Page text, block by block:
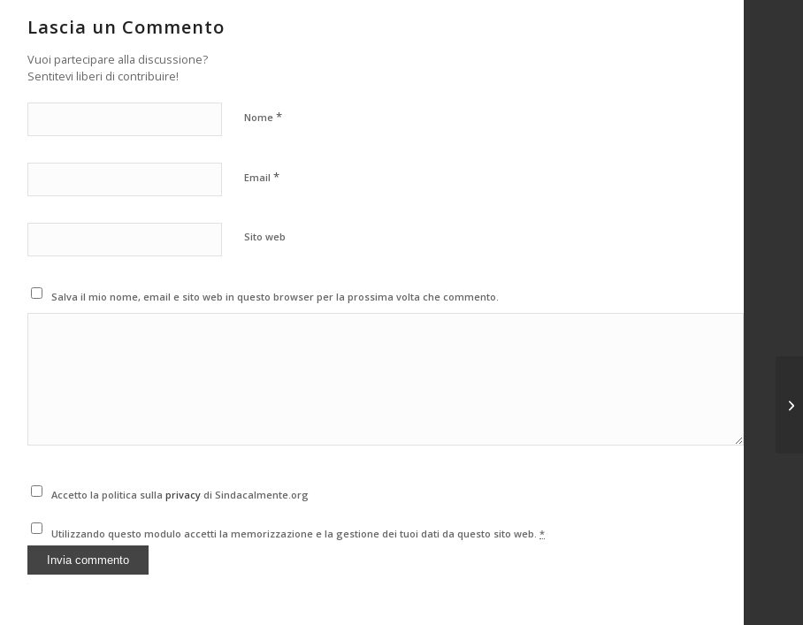
Lascia un Commento
Vuoi partecipare alla discussione?
Sentitevi liberi di contribuire!
Nome *
Email *
Sito web
Salva il mio nome, email e sito web in questo browser per la prossima volta che commento.
Accetto la politica sullaprivacydi Sindacalmente.org
Utilizzando questo modulo accetti la memorizzazione e la gestione dei tuoi dati da questo sito web.*